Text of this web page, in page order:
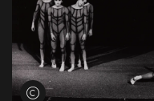
Credits öffnen